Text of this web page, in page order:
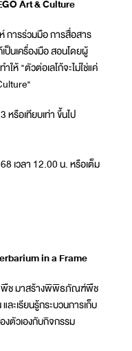
Art & Culture
การร่วมมือ การสื่อสาร
ป็นเครื่องมือ สอนโดยผู้
ให้ "ตัวต่อเลโก้จะไม่ใช่แค่
รือเทียบเท่า ขึ้นไป
เวลา 12.00 น. หรือเต็ม
in a Frame
พืช มาสร้างพิพิธภัณฑ์พืช
ะเรียนรู้กระบวนการเก็บ
ตัวเองกับกิจกรรม